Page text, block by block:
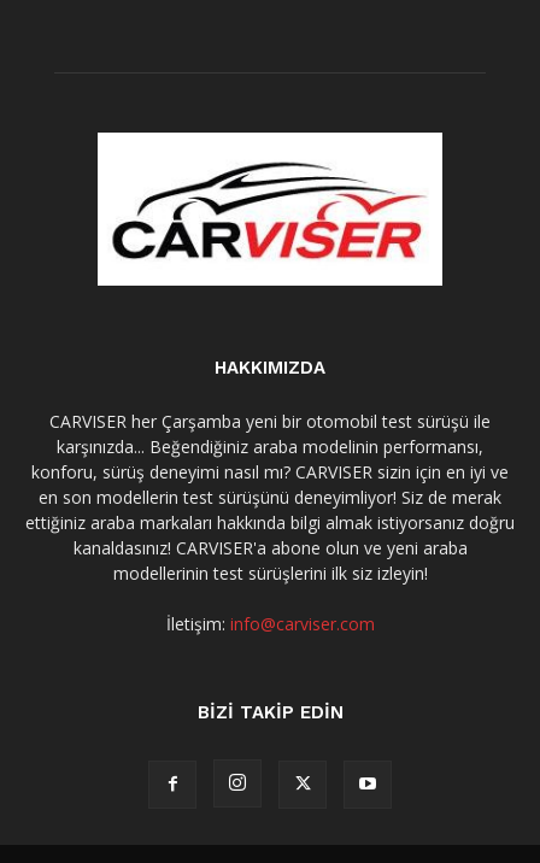
HAKKIMIZDA
CARVISER her Çarşamba yeni bir otomobil test sürüşü ile
karşınızda... Beğendiğiniz araba modelinin performansı,
konforu, sürüş deneyimi nasıl mı? CARVISER sizin için en iyi ve
en son modellerin test sürüşünü deneyimliyor! Siz de merak
ettiğiniz araba markaları hakkında bilgi almak istiyorsanız doğru
kanaldasınız! CARVISER'a abone olun ve yeni araba
modellerinin test sürüşlerini ilk siz izleyin!
İletişim: info@carviser.com
BİZİ TAKİP EDİN